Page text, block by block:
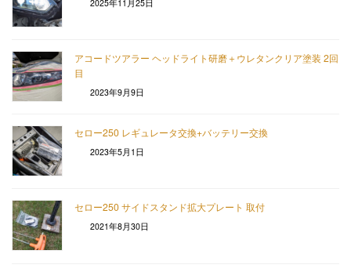
2025年11月25日
アコードツアラー ヘッドライト研磨＋ウレタンクリア塗装 2回
目
2023年9月9日
セロー250 レギュレータ交換+バッテリー交換
2023年5月1日
セロー250 サイドスタンド拡大プレート 取付
2021年8月30日